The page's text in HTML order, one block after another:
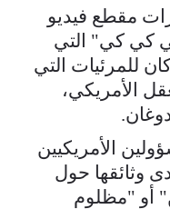
مقطع فيديو
كي كي" التي
للمرئيات التي
الأمريكي،
الأمريكيين
وثائقها حول
أو "مظلوم